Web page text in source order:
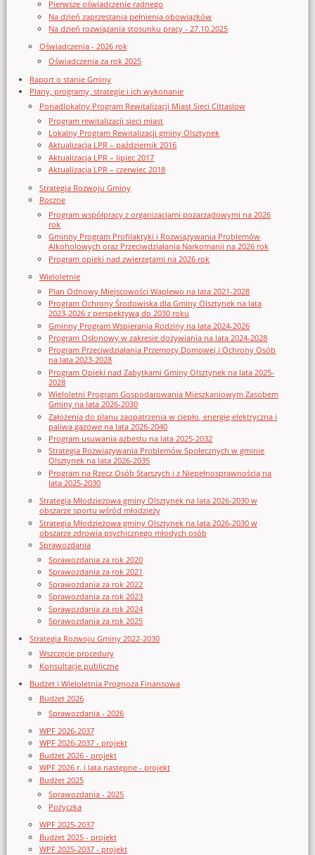
Pierwsze oświadczenie radnego
Na dzień zaprzestania pełnienia obowiązków
Na dzień rozwiązania stosunku pracy - 27.10.2025
Oświadczenia - 2026 rok
Oświadczenia za rok 2025
Raport o stanie Gminy
Plany, programy, strategie i ich wykonanie
Ponadlokalny Program Rewitalizacji Miast Sieci Cittaslow
Program rewitalizacji sieci miast
Lokalny Program Rewitalizacji gminy Olsztynek
Aktualizacja LPR – październik 2016
Aktualizacja LPR – lipiec 2017
Aktualizacja LPR – czerwiec 2018
Strategia Rozwoju Gminy
Roczne
Program współpracy z organizacjami pozarządowymi na 2026
rok
Gminny Program Profilaktyki i Rozwiązywania Problemów
Alkoholowych oraz Przeciwdziałania Narkomanii na 2026 rok
Program opieki nad zwierzętami na 2026 rok
Wieloletnie
Plan Odnowy Miejscowości Waplewo na lata 2021-2028
Program Ochrony Środowiska dla Gminy Olsztynek na lata
2023-2026 z perspektywą do 2030 roku
Gminny Program Wspierania Rodziny na lata 2024-2026
Program Osłonowy w zakresie dożywiania na lata 2024-2028
Program Przeciwdziałania Przemocy Domowej i Ochrony Osób
na lata 2023-2028
Program Opieki nad Zabytkami Gminy Olsztynek na lata 2025-
2028
Wieloletni Program Gospodarowania Mieszkaniowym Zasobem
Gminy na lata 2026-2030
Założenia do planu zaopatrzenia w ciepło, energię elektryczna i
paliwa gazowe na lata 2026-2040
Program usuwania azbestu na lata 2025-2032
Strategia Rozwiązywania Problemów Społecznych w gminie
Olsztynek na lata 2026-2035
Program na Rzecz Osób Starszych i z Niepełnosprawnością na
lata 2025-2030
Strategia Młodzieżowa gminy Olsztynek na lata 2026-2030 w
obszarze sportu wśród młodzieży
Strategia Młodzieżowa gminy Olsztynek na lata 2026-2030 w
obszarze zdrowia psychicznego młodych osób
Sprawozdania
Sprawozdania za rok 2020
Sprawozdania za rok 2021
Sprawozdania za rok 2022
Sprawozdania za rok 2023
Sprawozdania za rok 2024
Sprawozdania za rok 2025
Strategia Rozwoju Gminy 2022-2030
Wszczęcie procedury
Konsultacje publiczne
Budżet i Wieloletnia Prognoza Finansowa
Budżet 2026
Sprawozdania - 2026
WPF 2026-2037
WPF 2026-2037 - projekt
Budżet 2026 - projekt
WPF 2026 r. i lata następne - projekt
Budżet 2025
Sprawozdania - 2025
Pożyczka
WPF 2025-2037
Budżet 2025 - projekt
WPF 2025-2037 - projekt